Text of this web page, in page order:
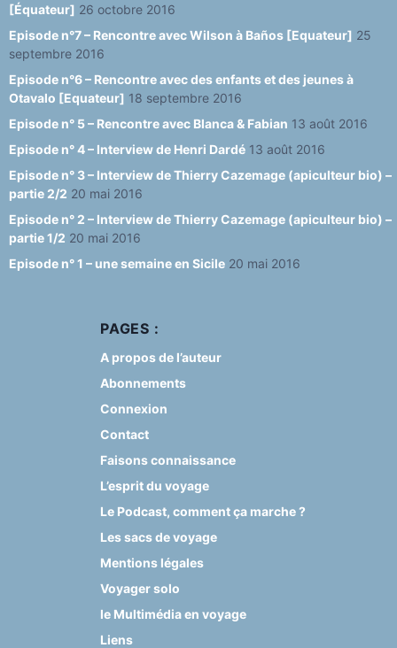
[Équateur] 26 octobre 2016
Episode n°7 – Rencontre avec Wilson à Baños [Equateur] 25
septembre 2016
Episode n°6 – Rencontre avec des enfants et des jeunes à
Otavalo [Equateur] 18 septembre 2016
Episode n° 5 – Rencontre avec Blanca & Fabian 13 août 2016
Episode n° 4 – Interview de Henri Dardé 13 août 2016
Episode n° 3 – Interview de Thierry Cazemage (apiculteur bio) –
partie 2/2 20 mai 2016
Episode n° 2 – Interview de Thierry Cazemage (apiculteur bio) –
partie 1/2 20 mai 2016
Episode n° 1 – une semaine en Sicile 20 mai 2016
PAGES :
A propos de l’auteur
Abonnements
Connexion
Contact
Faisons connaissance
L’esprit du voyage
Le Podcast, comment ça marche ?
Les sacs de voyage
Mentions légales
Voyager solo
le Multimédia en voyage
Liens